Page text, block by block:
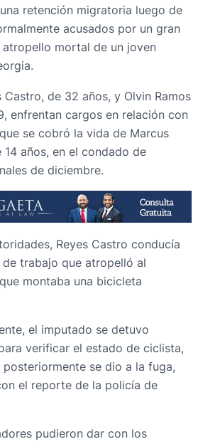
retención migratoria luego de
acusados por un gran
mortal de un joven
Castro, de 32 años, y Olvin Ramos
enfrentan cargos en relación con
se cobró la vida de Marcus
14 años, en el condado de
de diciembre.
Reyes Castro conducía
de trabajo que atropelló al
montaba una bicicleta
el imputado se detuvo
verificar el estado de ciclista,
posteriormente se dio a la fuga,
el reporte de la policía de
pudieron dar con los